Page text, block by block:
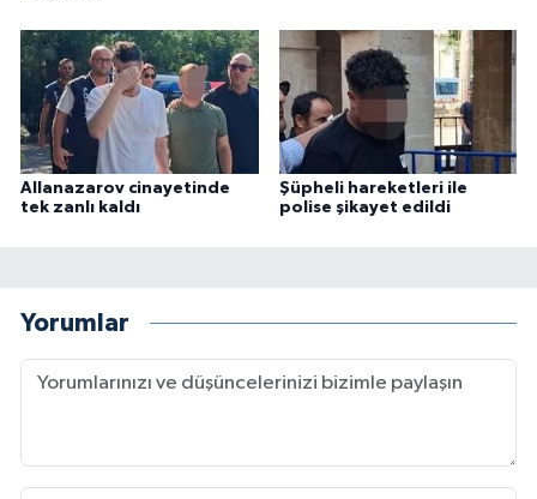
Allanazarov cinayetinde
tek zanlı kaldı
Şüpheli hareketleri ile
polise şikayet edildi
Yorumlar